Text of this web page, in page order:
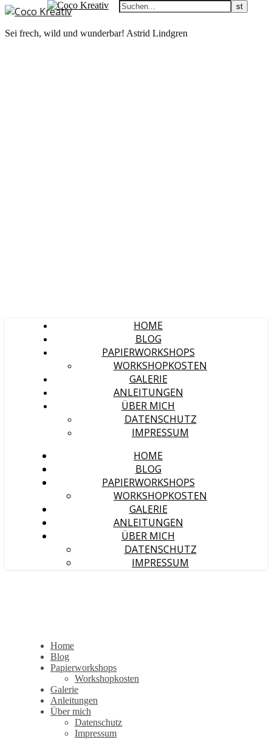
Sei frech, wild und wunderbar! Astrid Lindgren
HOME
BLOG
PAPIERWORKSHOPS
WORKSHOPKOSTEN
GALERIE
ANLEITUNGEN
ÜBER MICH
DATENSCHUTZ
IMPRESSUM
HOME
BLOG
PAPIERWORKSHOPS
WORKSHOPKOSTEN
GALERIE
ANLEITUNGEN
ÜBER MICH
DATENSCHUTZ
IMPRESSUM
Home
Blog
Papierworkshops
Workshopkosten
Galerie
Anleitungen
Über mich
Datenschutz
Impressum